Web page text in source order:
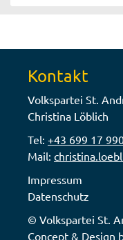
Kontakt
Volkspartei St.
Christina Löblich
Tel: +43 699 17
Mail:
Impressum
Datenschutz
© Volkspartei St.
Concept & Design